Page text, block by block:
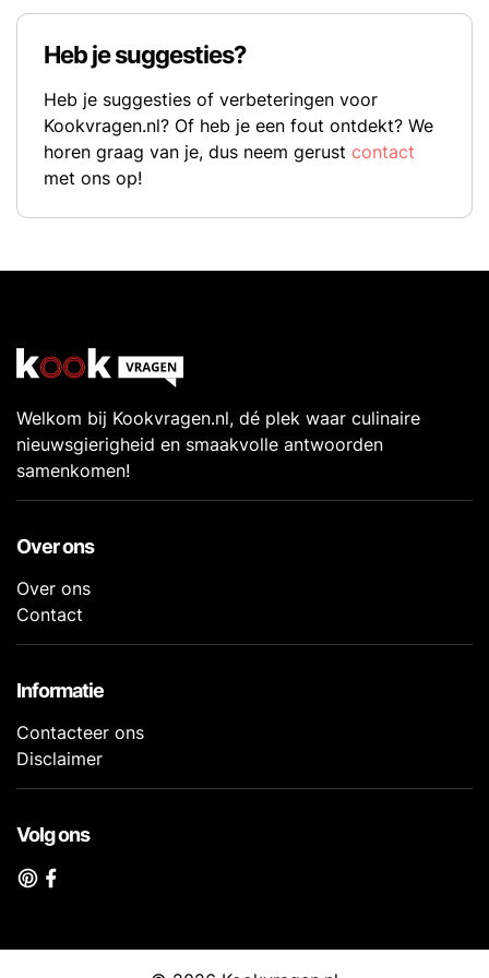
Heb je suggesties?
Heb je suggesties of verbeteringen voor
Kookvragen.nl? Of heb je een fout ontdekt? We
horen graag van je, dus neem gerust contact
met ons op!
Welkom bij Kookvragen.nl, dé plek waar culinaire
nieuwsgierigheid en smaakvolle antwoorden
samenkomen!
Over ons
Over ons
Contact
Informatie
Contacteer ons
Disclaimer
Volg ons